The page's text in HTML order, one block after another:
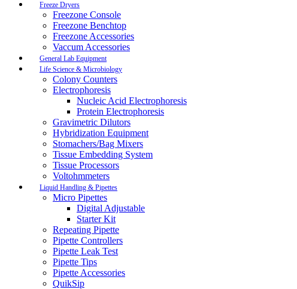
Freeze Dryers
Freezone Console
Freezone Benchtop
Freezone Accessories
Vaccum Accessories
General Lab Equipment
Life Science & Microbiology
Colony Counters
Electrophoresis
Nucleic Acid Electrophoresis
Protein Electrophoresis
Gravimetric Dilutors
Hybridization Equipment
Stomachers/Bag Mixers
Tissue Embedding System
Tissue Processors
Voltohmmeters
Liquid Handling & Pipettes
Micro Pipettes
Digital Adjustable
Starter Kit
Repeating Pipette
Pipette Controllers
Pipette Leak Test
Pipette Tips
Pipette Accessories
QuikSip